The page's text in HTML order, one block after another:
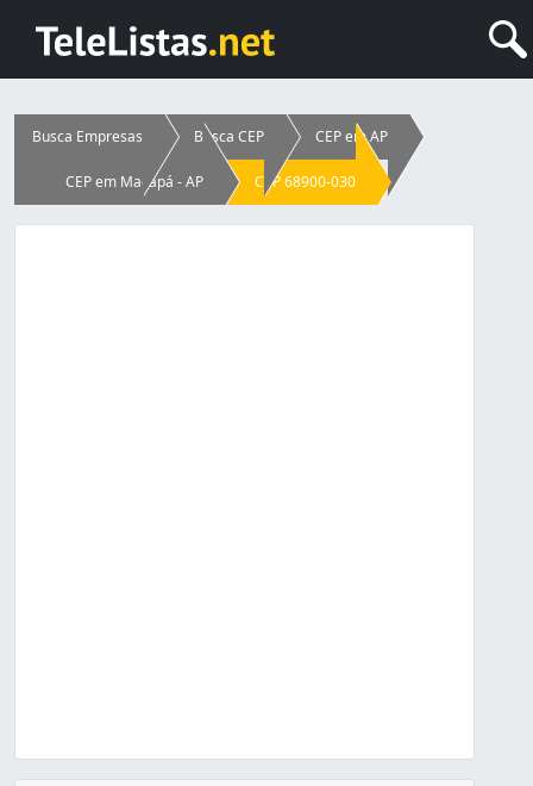
Busca Empresas Busca CEP CEP em AP
CEP em Macapá - AP CEP 68900-030